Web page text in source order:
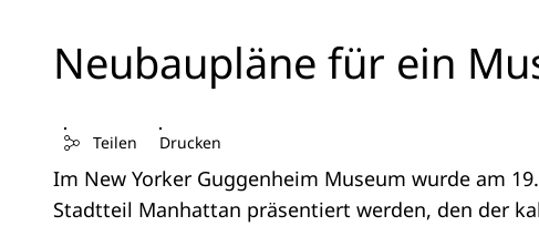
Neubaupläne für ein
Teilen Drucken
Im New Yorker Guggenheim Museum wurde am
Stadtteil Manhattan präsentiert werden, den der